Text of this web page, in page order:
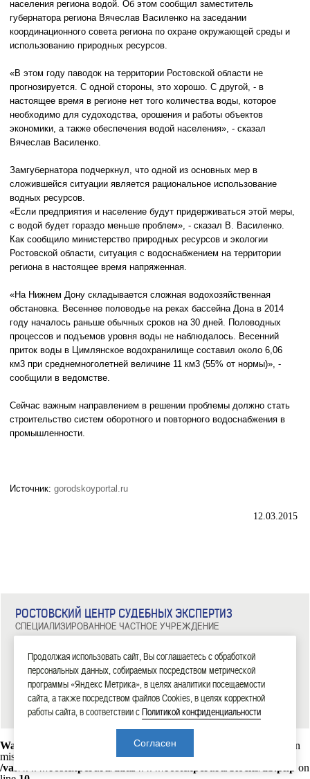
населения региона водой. Об этом сообщил заместитель
губернатора региона Вячеслав Василенко на заседании
координационного совета региона по охране окружающей среды и
использованию природных ресурсов.
«В этом году паводок на территории Ростовской области не
прогнозируется. С одной стороны, это хорошо. С другой, - в
настоящее время в регионе нет того количества воды, которое
необходимо для судоходства, орошения и работы объектов
экономики, а также обеспечения водой населения», - сказал
Вячеслав Василенко.
Замгубернатора подчеркнул, что одной из основных мер в
сложившейся ситуации является рациональное использование
водных ресурсов.
«Если предприятия и население будут придерживаться этой меры,
с водой будет гораздо меньше проблем», - сказал В. Василенко.
Как сообщило министерство природных ресурсов и экологии
Ростовской области, ситуация с водоснабжением на территории
региона в настоящее время напряженная.
«На Нижнем Дону складывается сложная водохозяйственная
обстановка. Весеннее половодье на реках бассейна Дона в 2014
году началось раньше обычных сроков на 30 дней. Половодных
процессов и подъемов уровня воды не наблюдалось. Весенний
приток воды в Цимлянское водохранилище составил около 6,06
км3 при среднемноголетней величине 11 км3 (55% от нормы)», -
сообщили в ведомстве.
Сейчас важным направлением в решении проблемы должно стать
строительство систем оборотного и повторного водоснабжения в
промышленности.
Источник: gorodskoyportal.ru
12.03.2015
РОСТОВСКИЙ ЦЕНТР СУДЕБНЫХ ЭКСПЕРТИЗ
СПЕЦИАЛИЗИРОВАННОЕ ЧАСТНОЕ УЧРЕЖДЕНИЕ
Тел: 8 (863) 209-81-71, 8 (800) 100-34-14
ГЛАВНАЯ|ЭКСПЕРТИЗЫ|НОВОСТИ|ДОКУМЕНТЫ|О НАС|КОНТАКТЫ
2006—2026 СЧУ «Ростовский центр судебных экспертиз»
Warning
: mysql_connect(): Headers and client library minor version
mismatch. Headers:101113 Library:30317 in
/var/www/rostexpert.ru/data/www/rostexpert.ru/blocks/db.php
on
Продолжая использовать сайт, Вы соглашаетесь с обработкой
персональных данных, собираемых посредством метрической
программы «Яндекс Метрика», в целях аналитики посещаемости
сайта, а также посредством файлов Cookies, в целях корректной
работы сайта, в соответствии сПолитикой конфиденциальности
Согласен